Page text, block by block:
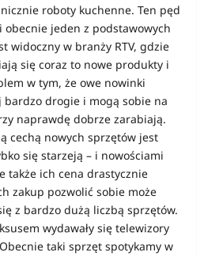
roboty kuchenne. Ten pęd
obecnie jeden z podstawowych
widoczny w branży RTV, gdzie
się coraz to nowe produkty i
w tym, że owe nowinki
bardzo drogie i mogą sobie na
naprawdę dobrze zarabiają.
cechą nowych sprzętów jest
się starzeją – i nowościami
także ich cena drastycznie
zakup pozwolić sobie może
z bardzo dużą liczbą sprzętów.
wydawały się telewizory
taki sprzęt spotykamy w